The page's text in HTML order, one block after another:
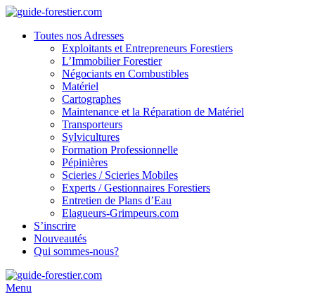
Toutes nos Adresses
Exploitants et Entrepreneurs Forestiers
L’Immobilier Forestier
Négociants en Combustibles
Matériel
Cartographes
Maintenance et la Réparation de Matériel
Transporteurs
Sylvicultures
Formation Professionnelle
Pépinières
Scieries / Scieries Mobiles
Experts / Gestionnaires Forestiers
Entretien de Plans d’Eau
Elagueurs-Grimpeurs.com
S’inscrire
Nouveautés
Qui sommes-nous?
Menu